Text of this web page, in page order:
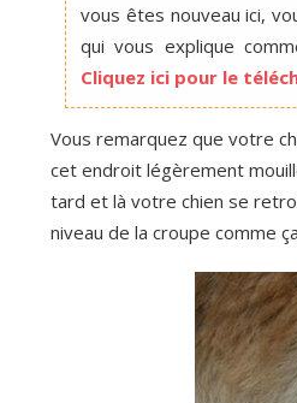
vous êtes nouveau ici,
qui vous explique
Cliquez ici pour le
Vous remarquez que votre
cet endroit légèrement
tard et là votre chien se
niveau de la croupe comme